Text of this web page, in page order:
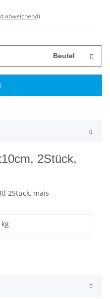
abweichend)
Beutel
2Stück,
2Stück, mais
kg